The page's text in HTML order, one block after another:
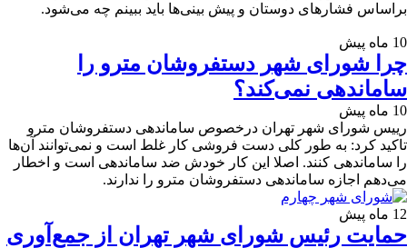
براساس فشارهای دوستان و پیش بینی‌ها باید ببینم چه می‌شود.
10 ماه پیش
چرا شورای شهر دستفروشان مترو را
ساماندهی نمی‌کند؟
10 ماه پیش
رییس شورای شهر تهران درخصوص ساماندهی دستفروشان مترو
تاکید کرد: به طور کلی دست فروشی کار غلط است و نمی‌توانند آن‌ها
را ساماندهی کنند. اصلا این کار خودش ضد ساماندهی است و اخطار
می‌دهم اجازه ساماندهی دستفروشان مترو را ندارند.
12 ماه پیش
حمایت رئیس شورای‌ شهر تهران از جمع‌آوری